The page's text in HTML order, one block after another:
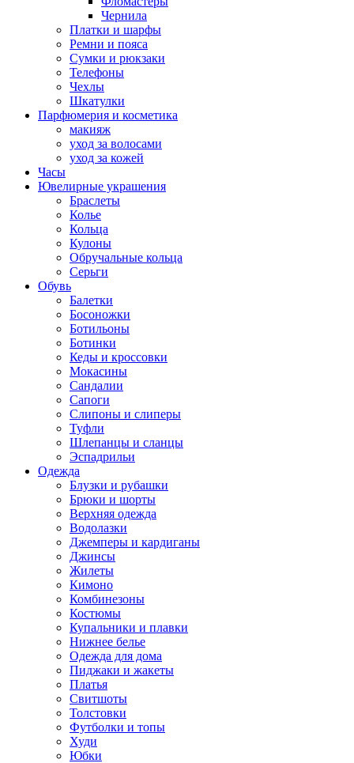
Чернила
Платки и шарфы
Ремни и пояса
Сумки и рюкзаки
Телефоны
Чехлы
Шкатулки
Парфюмерия и косметика
макияж
уход за волосами
уход за кожей
Часы
Ювелирные украшения
Браслеты
Колье
Кольца
Кулоны
Обручальные кольца
Серьги
Обувь
Балетки
Босоножки
Ботильоны
Ботинки
Кеды и кроссовки
Мокасины
Сандалии
Сапоги
Слипоны и слиперы
Туфли
Шлепанцы и сланцы
Эспадрильи
Одежда
Блузки и рубашки
Брюки и шорты
Верхняя одежда
Водолазки
Джемперы и кардиганы
Джинсы
Жилеты
Кимоно
Комбинезоны
Костюмы
Купальники и плавки
Нижнее белье
Одежда для дома
Пиджаки и жакеты
Платья
Свитшоты
Толстовки
Футболки и топы
Худи
Юбки